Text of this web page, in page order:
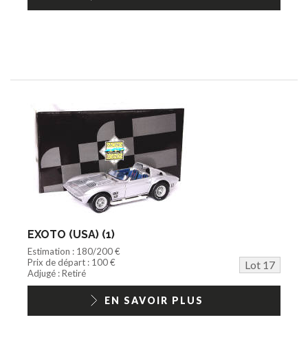
EXOTO (USA) (1)
Estimation : 180/200 €
Prix de départ : 100 €
Lot 17
Adjugé : Retiré
EN SAVOIR PLUS